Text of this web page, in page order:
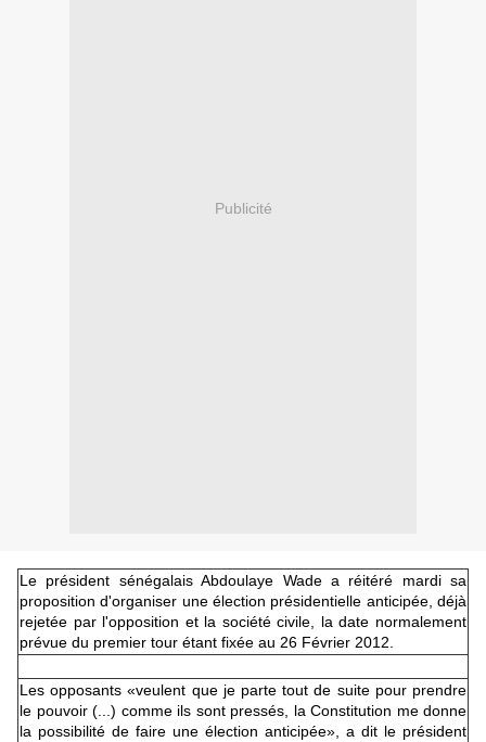
Publicité
Le président sénégalais Abdoulaye Wade a réitéré mardi sa
proposition d'organiser une élection présidentielle anticipée, déjà
rejetée par l'opposition et la société civile, la date normalement
prévue du premier tour étant fixée au 26 Février 2012.
Les opposants «veulent que je parte tout de suite pour prendre
le pouvoir (...) comme ils sont pressés, la Constitution me donne
la possibilité de faire une élection anticipée», a dit le président